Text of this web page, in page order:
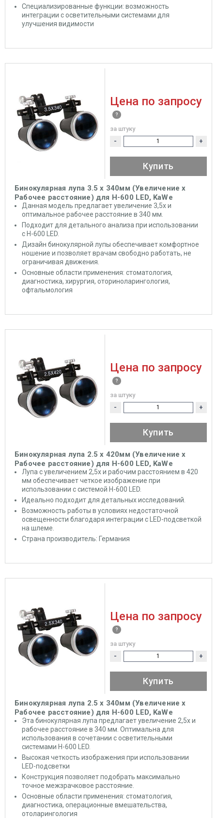
Специализированные функции: возможность
интеграции с осветительными системами для
улучшения видимости
Бинокулярная лупа 3.5 x 340мм (Увеличение х
Рабочее расстояние) для Н-600 LED, KaWe
Данная модель предлагает увеличение 3,5x и
оптимальное рабочее расстояние в 340 мм.
Подходит для детального анализа при использовании
с Н-600 LED.
Дизайн бинокулярной лупы обеспечивает комфортное
ношение и позволяет врачам свободно работать, не
ограничивая движения.
Основные области применения: стоматология,
диагностика, хирургия, оториноларингология,
офтальмология
Цена по запросу
за штуку
- +
Купить
Бинокулярная лупа 2.5 x 420мм (Увеличение х
Рабочее расстояние) для Н-600 LED, KaWe
Лупа с увеличением 2,5x и рабочим расстоянием в 420
мм обеспечивает четкое изображение при
использовании с системой Н-600 LED.
Идеально подходит для детальных исследований.
Возможность работы в условиях недостаточной
освещенности благодаря интеграции с LED-подсветкой
на шлеме.
Cтрана производитель: Германия
Цена по запросу
за штуку
- +
Купить
Бинокулярная лупа 2.5 x 340мм (Увеличение х
Рабочее расстояние) для Н-600 LED, KaWe
Эта бинокулярная лупа предлагает увеличение 2,5x и
рабочее расстояние в 340 мм. Оптимальна для
использования в сочетании с осветительными
системами Н-600 LED.
Высокая четкость изображения при использовании
LED-подсветки
Конструкция позволяет подобрать максимально
точное межзрачковое расстояние.
Основные области применения: стоматология,
диагностика, операционные вмешательства,
отоларингология
Цена по запросу
за штуку
- +
Купить